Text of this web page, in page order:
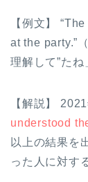
【例文】
at the party.”
理解して”たね
【解説】
understood
以上の結果を
った人に対す